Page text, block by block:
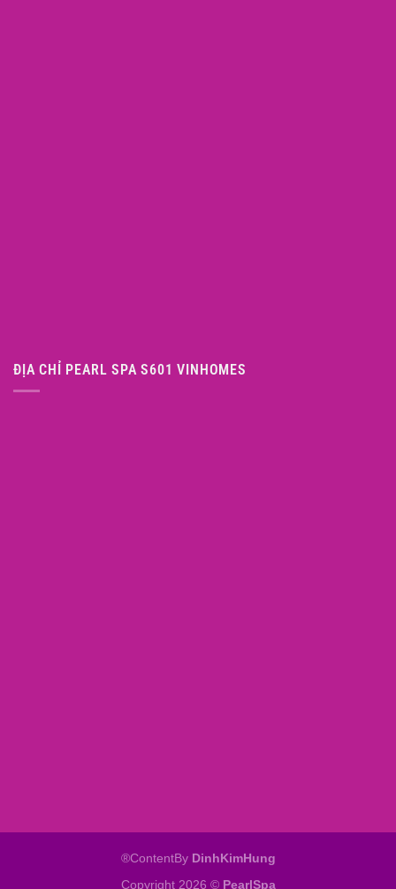
ĐỊA CHỈ PEARL SPA S601 VINHOMES
®ContentBy DinhKimHung
Copyright 2026 © PearlSpa